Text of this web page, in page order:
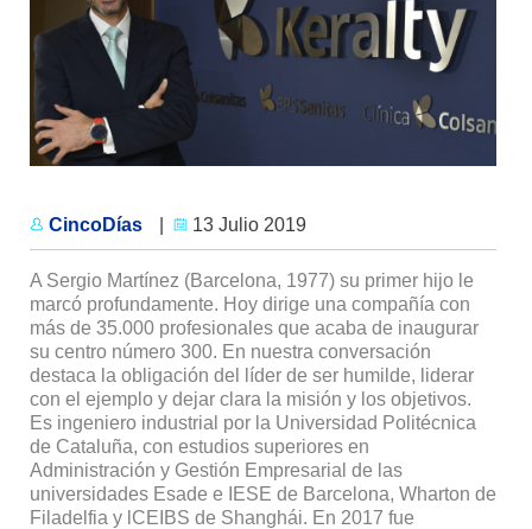
CincoDías 13 Julio 2019
A Sergio Martínez (Barcelona, 1977) su primer hijo le
marcó profundamente. Hoy dirige una compañía con
más de 35.000 profesionales que acaba de inaugurar
su centro número 300. En nuestra conversación
destaca la obligación del líder de ser humilde, liderar
con el ejemplo y dejar clara la misión y los objetivos.
Es ingeniero industrial por la Universidad Politécnica
de Cataluña, con estudios superiores en
Administración y Gestión Empresarial de las
universidades Esade e IESE de Barcelona, Wharton de
Filadelfia y lCEIBS de Shanghái. En 2017 fue